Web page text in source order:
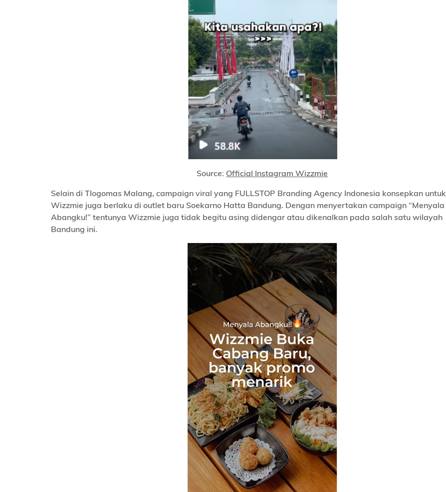
Source: Official Instagram Wizzmie
Selain di Tlogomas Malang, campaign viral yang FULLSTOP Branding Agency Indonesia konsepkan untuk
Wizzmie juga berlaku di outlet baru Soekarno Hatta Bandung. Dengan menyertakan campaign “Menyala
Abangku!” tentunya Wizzmie juga tidak begitu asing didengar atau dikenalkan pada salah satu wilayah
Bandung ini.